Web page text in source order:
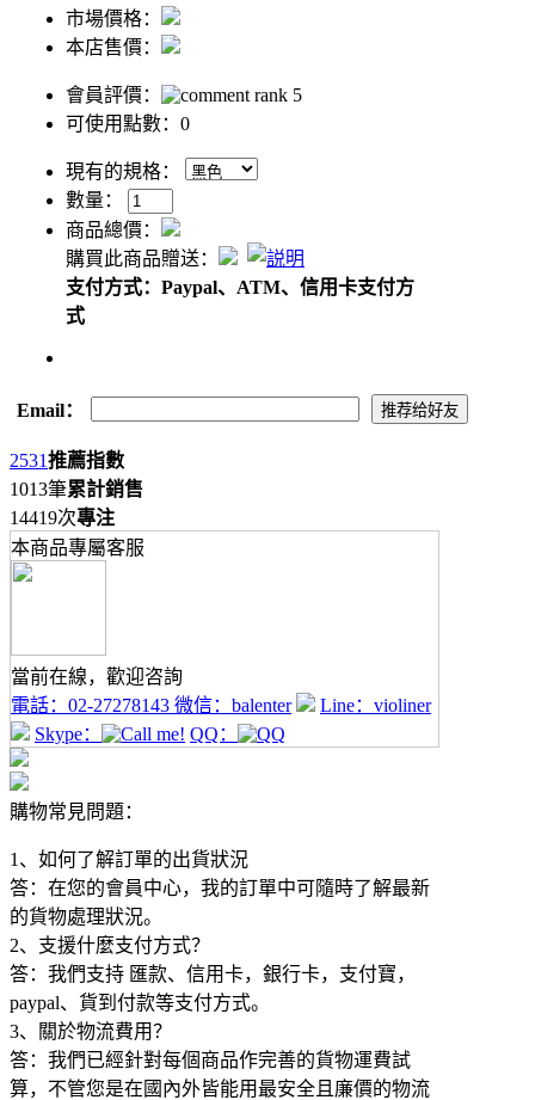
市場價格：
本店售價：
會員評價：
可使用點數：0
現有的規格：
數量：
商品總價：
購買此商品贈送：
支付方式：Paypal、ATM、信用卡支付方
式
Email：
2531推薦指數
1013筆累計銷售
14419次專注
本商品專屬客服
當前在線，歡迎咨詢
電話： 02-27278143 微信： balenter Line： violiner
Skype：
QQ：
購物常見問題：
1、如何了解訂單的出貨狀況
答：在您的會員中心，我的訂單中可隨時了解最新
的貨物處理狀況。
2、支援什麼支付方式？
答：我們支持 匯款、信用卡，銀行卡，支付寶，
paypal、貨到付款等支付方式。
3、關於物流費用？
答：我們已經針對每個商品作完善的貨物運費試
算，不管您是在國內外皆能用最安全且廉價的物流